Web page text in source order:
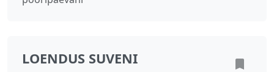
LOENDUS SUVENI